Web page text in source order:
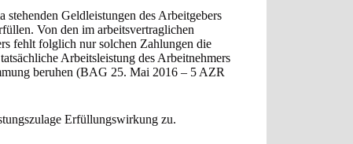
Geldleistungen des Arbeitgebers
Von den im arbeitsvertraglichen
fehlt folglich nur solchen Zahlungen die
Arbeitsleistung des Arbeitnehmers
beruhen (BAG 25. Mai 2016 – 5 AZR
Erfüllungswirkung zu.